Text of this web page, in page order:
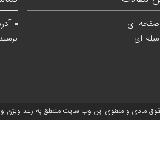
صفحه ای
ای
---- --
مادی و معنوی این وب سایت متعلق به رعد ویژن